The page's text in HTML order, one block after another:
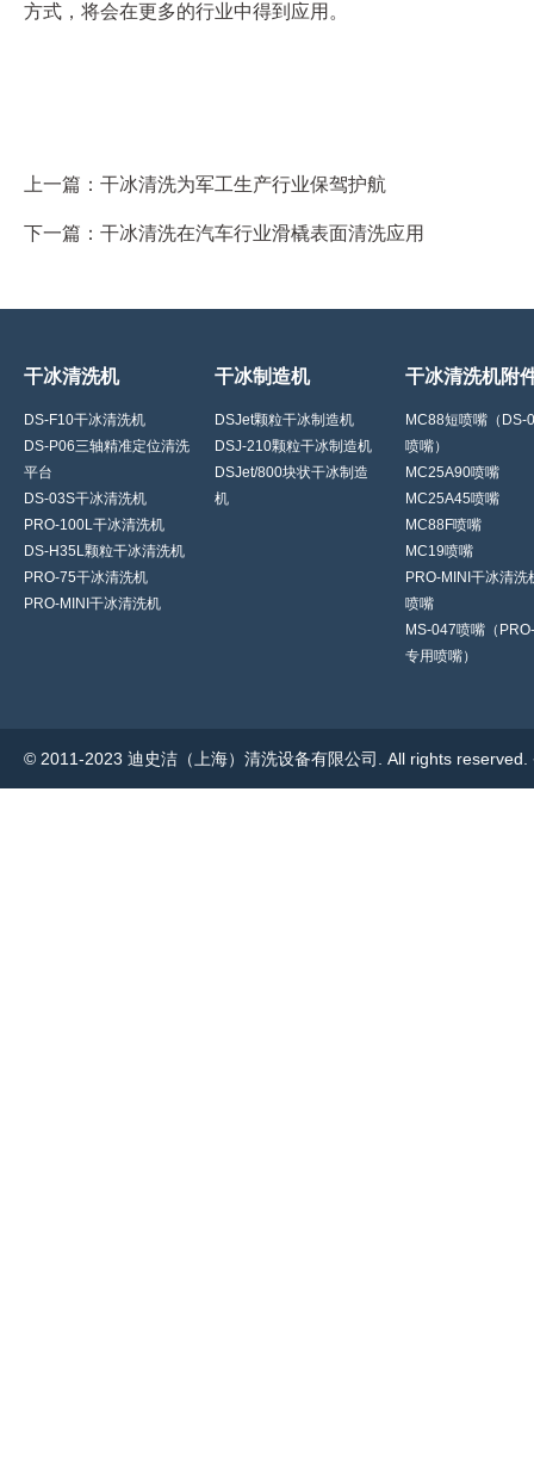
方式，将会在更多的行业中得到应用。
上一篇： 干冰清洗为军工生产行业保驾护航
下一篇： 干冰清洗在汽车行业滑橇表面清洗应用
干冰清洗机
DS-F10干冰清洗机
DS-P06三轴精准定位清洗
平台
DS-03S干冰清洗机
PRO-100L干冰清洗机
DS-H35L颗粒干冰清洗机
PRO-75干冰清洗机
PRO-MINI干冰清洗机
干冰制造机
DSJet颗粒干冰制造机
DSJ-210颗粒干冰制造机
DSJet/800块状干冰制造
机
干冰清洗机附
MC88短喷嘴（DS-
喷嘴）
MC25A90喷嘴
MC25A45喷嘴
MC88F喷嘴
MC19喷嘴
PRO-MINI干冰清洗
喷嘴
MS-047喷嘴（
专用喷嘴）
© 2011-2023 迪史洁（上海）清洗设备有限公司. All rights